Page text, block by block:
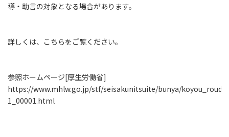
導・助言の対象となる場合があります。
詳しくは、こちらをご覧ください。
参照ホームページ[厚生労働省]
https://www.mhlw.go.jp/stf/seisakunitsuite/bunya/
1_00001.html